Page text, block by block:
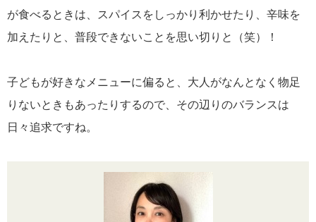
が食べるときは、スパイスをしっかり利かせたり、辛味を
加えたりと、普段できないことを思い切りと（笑）！
子どもが好きなメニューに偏ると、大人がなんとなく物足
りないときもあったりするので、その辺りのバランスは
日々追求ですね。